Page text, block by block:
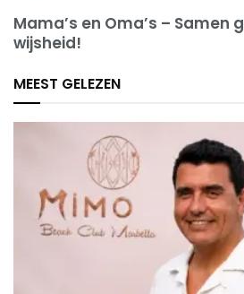
Mama’s en Oma’s – Samen
wijsheid!
MEEST GELEZEN